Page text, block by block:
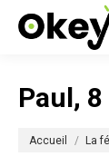
Paul,
Accueil La